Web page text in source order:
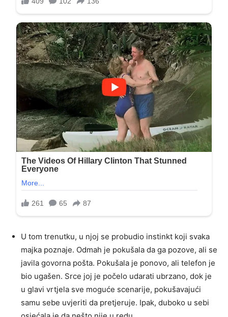
U tom trenutku, u njoj se probudio instinkt koji svaka
majka poznaje. Odmah je pokušala da ga pozove, ali se
javila govorna pošta. Pokušala je ponovo, ali telefon je
bio ugašen. Srce joj je počelo udarati ubrzano, dok je
u glavi vrtjela sve moguće scenarije, pokušavajući
samu sebe uvjeriti da pretjeruje. Ipak, duboko u sebi